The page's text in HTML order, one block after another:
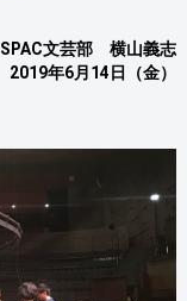
SPAC文芸部 横山義志
2019年6月14日（金）